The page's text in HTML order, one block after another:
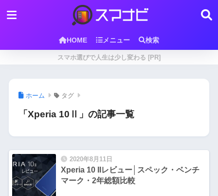
HOME メニュー 検索
スマホ選びで人生は少し変わる [PR]
ホーム タグ
「Xperia 10Ⅱ」の記事一覧
2020年8月11日
Xperia 10 IIレビュー│スペック・ベンチ
マーク・2年総額比較